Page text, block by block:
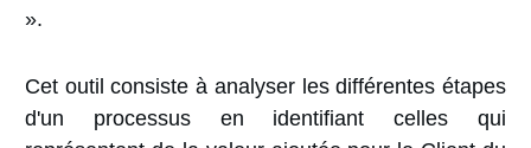
».
Cet outil consiste à analyser les différentes étapes
d'un processus en identifiant celles qui